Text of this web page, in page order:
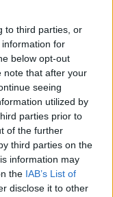
to third parties, or
for
below opt-out
note that after your
seeing
utilized by
parties prior to
of the further
third parties on the
information may
the IAB’s List of
disclose it to other
Forme nel
alberi